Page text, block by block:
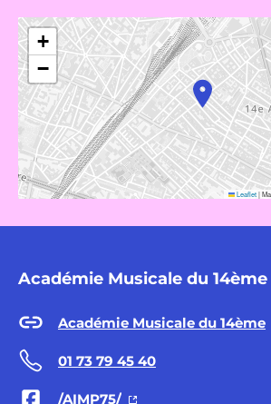
+
−
Leaflet|
Académie Musicale du 14ème
Académie Musicale du 14ème
01 73 79 45 40
/AIMP75/